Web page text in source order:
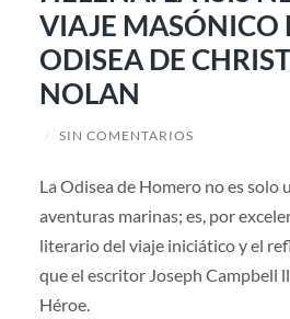
VIAJE MASÓNICO
ODISEA DE
NOLAN
/ SIN COMENTARIOS
La Odisea de Homero no es solo
aventuras marinas; es, por
literario del viaje iniciático y el
que el escritor Joseph Campbell
Héroe.